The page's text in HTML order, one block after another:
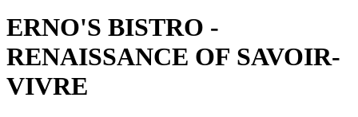
ERNO'S BISTRO -
RENAISSANCE OF SAVOIR-
VIVRE